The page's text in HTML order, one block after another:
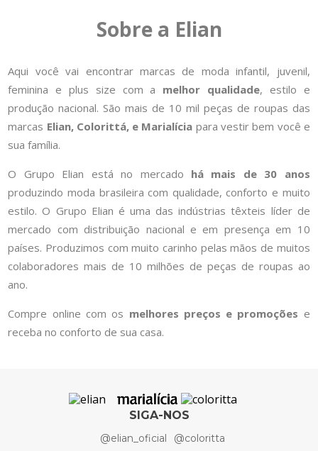
Sobre a Elian
Aqui você vai encontrar marcas de moda infantil, juvenil,
feminina e plus size com a melhor qualidade, estilo e
produção nacional. São mais de 10 mil peças de roupas das
marcas Elian, Colorittá, e Marialícia para vestir bem você e
sua família.
O Grupo Elian está no mercado há mais de 30 anos
produzindo moda brasileira com qualidade, conforto e muito
estilo. O Grupo Elian é uma das indústrias têxteis líder de
mercado com distribuição nacional e em presença em 10
países. Produzimos com muito carinho pelas mãos de muitos
colaboradores mais de 10 milhões de peças de roupas ao
ano.
Compre online com os melhores preços e promoções e
receba no conforto de sua casa.
SIGA-NOS
@elian_oficial @coloritta